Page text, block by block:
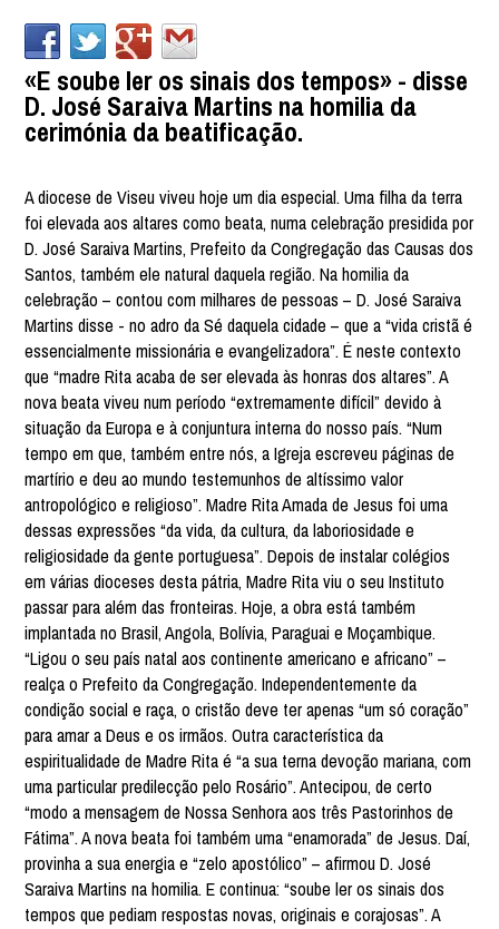
«E soube ler os sinais dos tempos» - disse
D. José Saraiva Martins na homilia da
cerimónia da beatificação.
A diocese de Viseu viveu hoje um dia especial. Uma filha da terra
foi elevada aos altares como beata, numa celebração presidida por
D. José Saraiva Martins, Prefeito da Congregação das Causas dos
Santos, também ele natural daquela região. Na homilia da
celebração – contou com milhares de pessoas – D. José Saraiva
Martins disse - no adro da Sé daquela cidade – que a “vida cristã é
essencialmente missionária e evangelizadora”. É neste contexto
que “madre Rita acaba de ser elevada às honras dos altares”. A
nova beata viveu num período “extremamente difícil” devido à
situação da Europa e à conjuntura interna do nosso país. “Num
tempo em que, também entre nós, a Igreja escreveu páginas de
martírio e deu ao mundo testemunhos de altíssimo valor
antropológico e religioso”. Madre Rita Amada de Jesus foi uma
dessas expressões “da vida, da cultura, da laboriosidade e
religiosidade da gente portuguesa”. Depois de instalar colégios
em várias dioceses desta pátria, Madre Rita viu o seu Instituto
passar para além das fronteiras. Hoje, a obra está também
implantada no Brasil, Angola, Bolívia, Paraguai e Moçambique.
“Ligou o seu país natal aos continente americano e africano” –
realça o Prefeito da Congregação. Independentemente da
condição social e raça, o cristão deve ter apenas “um só coração”
para amar a Deus e os irmãos. Outra característica da
espiritualidade de Madre Rita é “a sua terna devoção mariana, com
uma particular predilecção pelo Rosário”. Antecipou, de certo
“modo a mensagem de Nossa Senhora aos três Pastorinhos de
Fátima”. A nova beata foi também uma “enamorada” de Jesus. Daí,
provinha a sua energia e “zelo apostólico” – afirmou D. José
Saraiva Martins na homilia. E continua: “soube ler os sinais dos
tempos que pediam respostas novas, originais e corajosas”. A